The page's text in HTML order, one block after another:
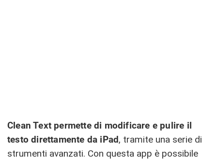
Clean Text permette di modificare e pulire il
testo direttamente da iPad, tramite una serie di
strumenti avanzati. Con questa app è possibile